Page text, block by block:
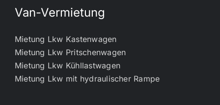
Van-Vermietung
Mietung Lkw Kastenwagen
Mietung Lkw Pritschenwagen
Mietung Lkw Kühllastwagen
Mietung Lkw mit hydraulischer Rampe